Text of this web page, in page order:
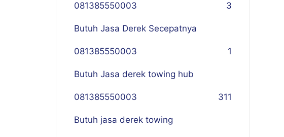
081385550003 3
Butuh Jasa Derek Secepatnya
081385550003 1
Butuh Jasa derek towing hub
081385550003 311
Butuh jasa derek towing